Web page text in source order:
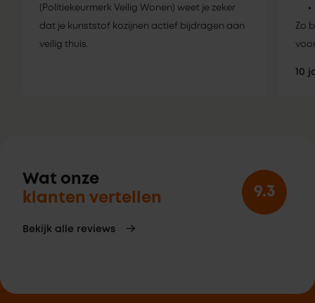
(Politiekeurmerk Veilig Wonen) weet je zeker
dat je kunststof kozijnen actief bijdragen aan
veilig thuis.
Zo
10
Wat onze
klanten vertellen
Bekijk alle reviews
9.3